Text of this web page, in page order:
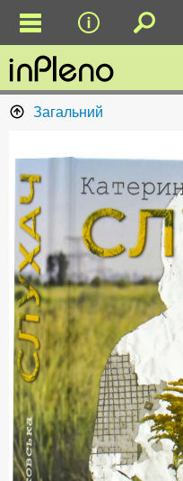
Загальний